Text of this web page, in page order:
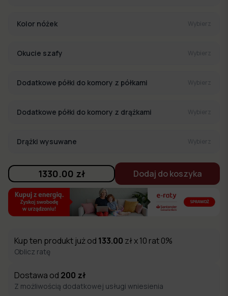
Kolor nóżek Wybierz
Okucie szafy Wybierz
Dodatkowe półki do komory z półkami Wybierz
Dodatkowe półki do komory z drążkami Wybierz
Drążki wysuwane Wybierz
1330.00 zł Dodaj do koszyka
Kup ten produkt już od 133.00 zł x 10 rat 0%
Oblicz ratę
Dostawa od 200 zł
Z możliwością dodatkowej usługi wniesienia